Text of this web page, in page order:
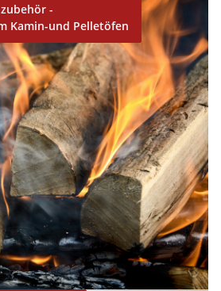
-
Kamin-und Pelletöfen